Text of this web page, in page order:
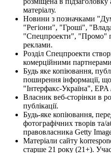
матеріалу.
Новини з позначками
"Регіони", "Гроші",
"Спецпроекти", "Промо"
реклами.
Розділ Спецпроекти
комерційними
Будь яке копіювання,
поширення інформації,
"Інтерфакс-Україна",
Власник веб-сторінки в
публікації.
Будь-яке копіювання,
фотографічних творів та/
правовласника Getty
Матеріали сайту
старше 21 року (21+).